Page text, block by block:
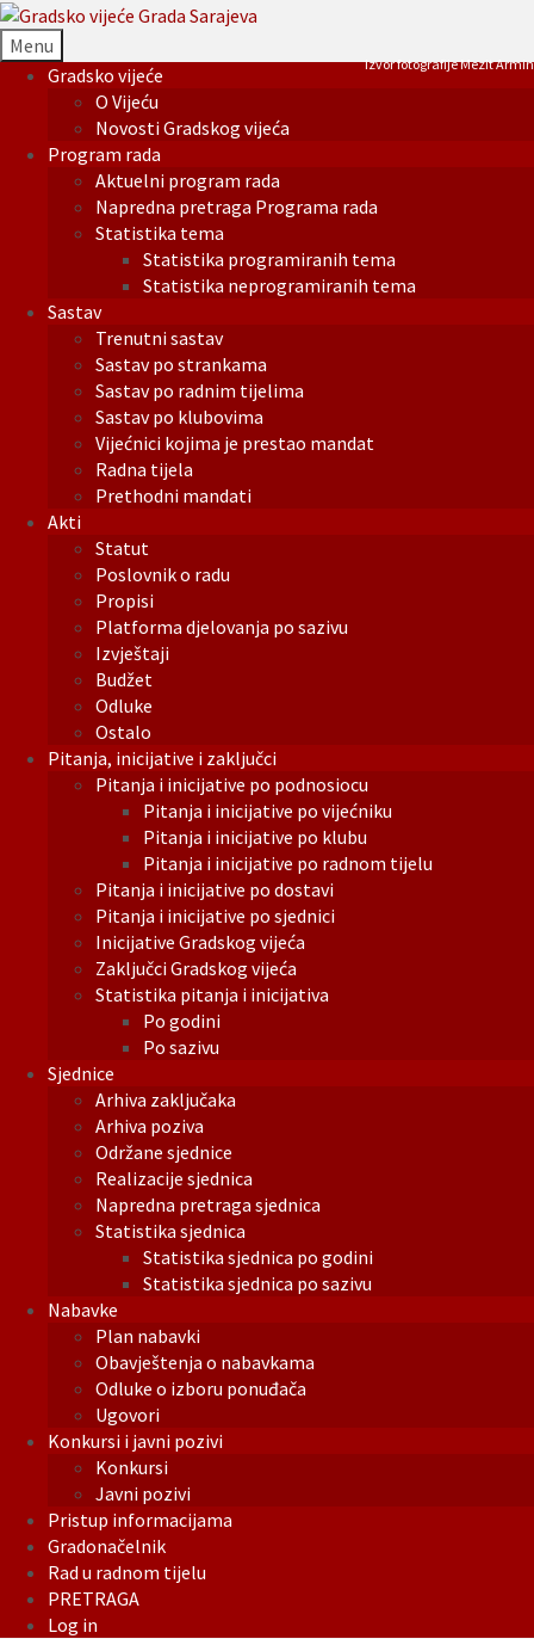
Menu
Gradsko vijeće
O Vijeću
Novosti Gradskog vijeća
Program rada
Aktuelni program rada
Napredna pretraga Programa rada
Statistika tema
Statistika programiranih tema
Statistika neprogramiranih tema
Sastav
Trenutni sastav
Sastav po strankama
Sastav po radnim tijelima
Sastav po klubovima
Vijećnici kojima je prestao mandat
Radna tijela
Prethodni mandati
Akti
Statut
Poslovnik o radu
Propisi
Platforma djelovanja po sazivu
Izvještaji
Budžet
Odluke
Ostalo
Pitanja, inicijative i zaključci
Pitanja i inicijative po podnosiocu
Pitanja i inicijative po vijećniku
Pitanja i inicijative po klubu
Pitanja i inicijative po radnom tijelu
Pitanja i inicijative po dostavi
Pitanja i inicijative po sjednici
Inicijative Gradskog vijeća
Zaključci Gradskog vijeća
Statistika pitanja i inicijativa
Po godini
Po sazivu
Sjednice
Arhiva zaključaka
Arhiva poziva
Održane sjednice
Realizacije sjednica
Napredna pretraga sjednica
Statistika sjednica
Statistika sjednica po godini
Statistika sjednica po sazivu
Nabavke
Plan nabavki
Obavještenja o nabavkama
Odluke o izboru ponuđača
Ugovori
Konkursi i javni pozivi
Konkursi
Javni pozivi
Pristup informacijama
Gradonačelnik
Rad u radnom tijelu
PRETRAGA
Log in
Izvor fotografije Mezit Armin